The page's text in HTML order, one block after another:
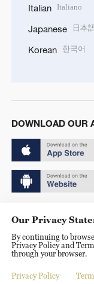
Italian Italiano
Japanese 日本
Korean 한국어
DOWNLOAD OUR
京ICP备20000184号
京公网安备
Disinformation report
Our Privacy
By continuing to
Privacy Policy and
through your browser.
Privacy Policy